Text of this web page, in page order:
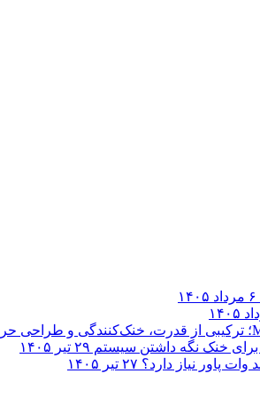
۶ مرداد ۱۴۰۵
۲۹ تیر ۱۴۰۵
۲۷ تیر ۱۴۰۵